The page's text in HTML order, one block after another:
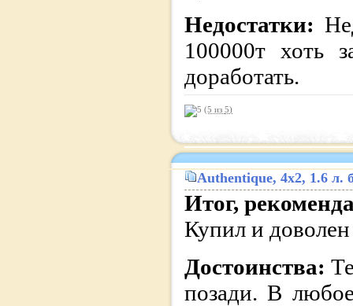
Недостатки:
100000т хоть
доработать.
(5 из 5)
Authentique, 4x2, 1.6 л.
Итог,
Купил и доволен
Достоинства:
позади. В